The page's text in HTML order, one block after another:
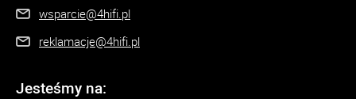
wsparcie@4hifi.pl
reklamacje@4hifi.pl
Jesteśmy na: